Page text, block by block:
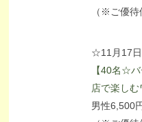
（※ご優待
☆11月17日
【40名☆
店で楽し
男性6,500